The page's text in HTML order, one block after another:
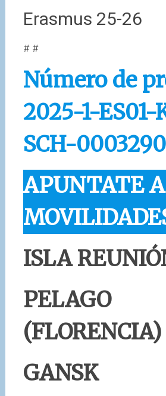
Erasmus 25-26
# #
Número de
2025-1-ES01-
SCH-
APUNTATE
ISLA
PELAGO
(FLORENCIA)
GANSK